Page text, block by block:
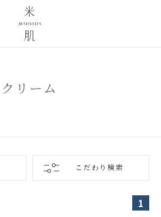
クリーム
こだわり検索
1